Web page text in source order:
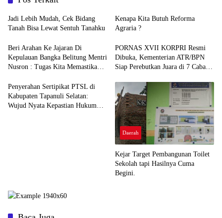
Jadi Lebih Mudah, Cek Bidang
Tanah Bisa Lewat Sentuh Tanahku
Kenapa Kita Butuh Reforma
Agraria ?
Beri Arahan Ke Jajaran Di
Kepulauan Bangka Belitung Mentri
Nusron : Tugas Kita Memastikan
PORNAS XVII KORPRI Resmi
Dibuka, Kementerian ATR/BPN
Siap Perebutkan Juara di 7 Cabang
Penyerahan Sertipikat PTSL di
Kabupaten Tapanuli Selatan:
Wujud Nyata Kepastian Hukum
Daerah
Kejar Target Pembangunan Toilet
Sekolah tapi Hasilnya Cuma
Begini.